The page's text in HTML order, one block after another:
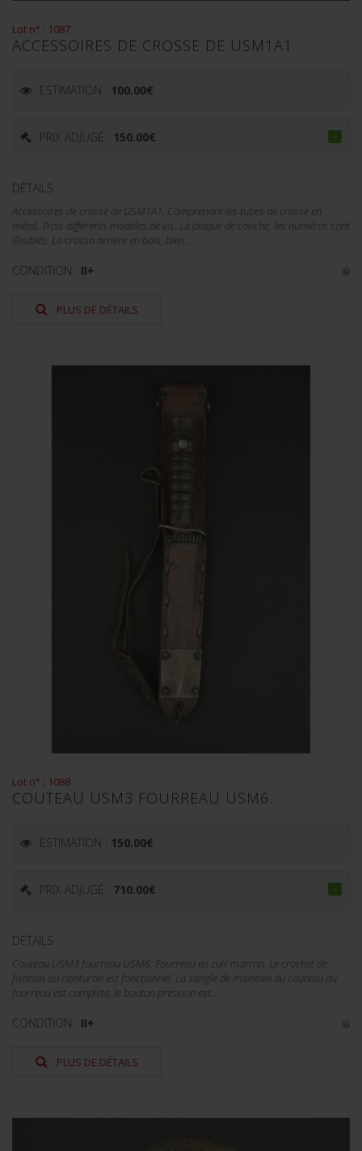
Lot n° : 1087
ACCESSOIRES DE CROSSE DE USM1A1.
ESTIMATION : 100.00€
PRIX ADJUGÉ : 150.00€
DÉTAILS :
Accessoires de crosse de USM1A1. Comprenant les tubes de crosse en
métal. Trois différents modèles de vis. La plaque de couche, les numéros sont
illisibles. La crossa arrière en bois, bien...
CONDITION : II+
PLUS DE DÉTAILS
Lot n° : 1088
COUTEAU USM3 FOURREAU USM6.
ESTIMATION : 150.00€
PRIX ADJUGÉ : 710.00€
DÉTAILS :
Couteau USM3 fourreau USM6. Fourreau en cuir marron. Le crochet de
fixation au ceinturon est fonctionnel. La sangle de maintien du couteau au
fourreau est complète, le bouton pression est...
CONDITION : II+
PLUS DE DÉTAILS